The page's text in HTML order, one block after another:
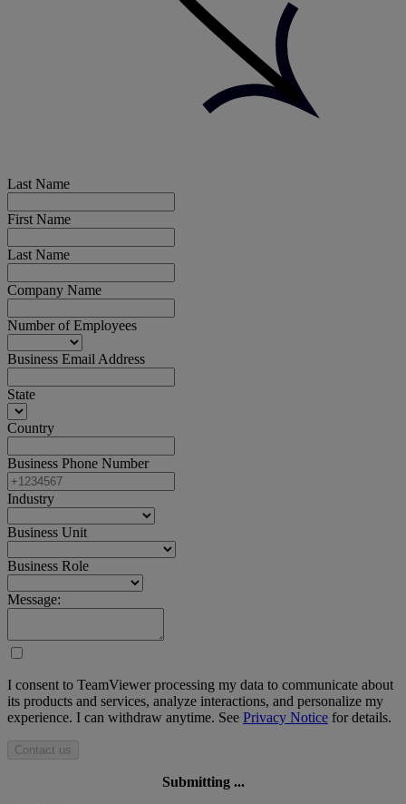
Last Name
First Name
Last Name
Company Name
Number of Employees
Business Email Address
State
Country
Business Phone Number
Industry
Business Unit
Business Role
Message:
I consent to TeamViewer processing my data to communicate about
its products and services, analyze interactions, and personalize my
experience. I can withdraw anytime. See Privacy Notice for details.
Contact us
Submitting ...